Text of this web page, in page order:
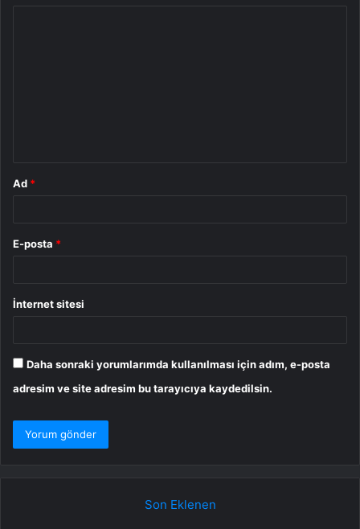
Ad *
E-posta *
İnternet sitesi
Daha sonraki yorumlarımda kullanılması için adım, e-posta
adresim ve site adresim bu tarayıcıya kaydedilsin.
Son Eklenen